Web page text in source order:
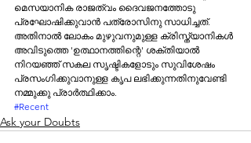
മെസയാനിക രാജത്വം ദൈവജനത്തോടു
പ്രഘോഷിക്കുവാന്‍ പത്രോസിനു സാധിച്ചത്.
അതിനാൽ ലോകം മുഴുവനുമുള്ള ക്രിസ്ത്യാനികൾ
അവിടുത്തെ 'ഉത്ഥാനത്തിന്റെ' ശക്തിയാൽ
നിറയഞ്ഞ് സകല സൃഷ്ടികളോടും സുവിശേഷം
പ്രസംഗിക്കുവാനുള്ള കൃപ ലഭിക്കുന്നതിനുവേണ്ടി
നമ്മുക്കു പ്രാർത്ഥിക്കാം.
#Recent
Ask your Doubts